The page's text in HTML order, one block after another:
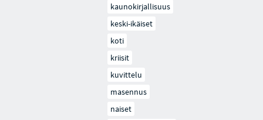
kaunokirjallisuus
keski-ikäiset
koti
kriisit
kuvittelu
masennus
naiset